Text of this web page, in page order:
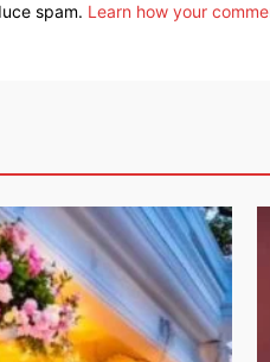
spam. Learn how your